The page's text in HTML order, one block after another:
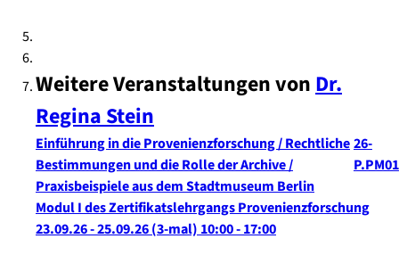
Weitere Veranstaltungen vonDr.
ReginaStein
Einführung in die Provenienzforschung / Rechtliche
Bestimmungen und die Rolle der Archive /
Praxisbeispiele aus dem Stadtmuseum Berlin
26-
P.PM01
Modul I des Zertifikatslehrgangs Provenienzforschung
23.09.26 - 25.09.26(3-mal) 10:00- 17:00